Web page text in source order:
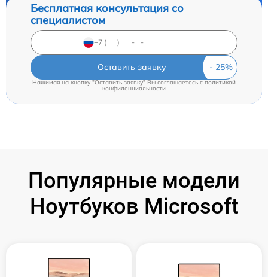
Бесплатная консультация со
специалистом
Оставить заявку
Нажимая на кнопку "Оставить заявку" Вы соглашаетесь cполитикой
конфиденциальности
Популярные модели
Ноутбуков Microsoft